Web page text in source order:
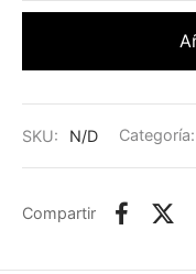
SKU: N/D Categoría:
Compartir